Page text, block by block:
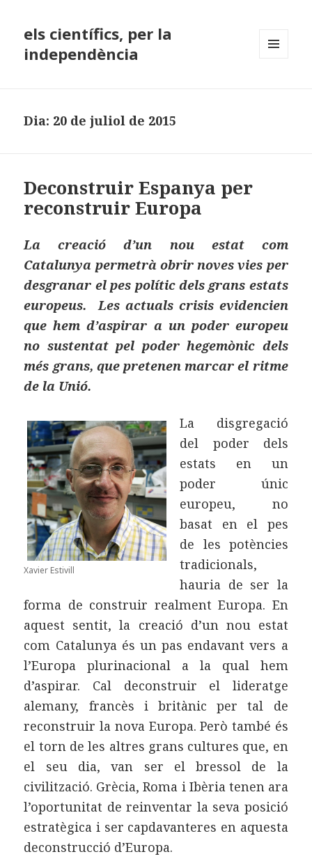
els científics, per la
independència
Dia: 20 de juliol de 2015
Deconstruir Espanya per
reconstruir Europa
La creació d’un nou estat com
Catalunya permetrà obrir noves vies per
desgranar el pes polític dels grans estats
europeus.
Les actuals crisis evidencien
que hem d’aspirar a un poder europeu
no sustentat pel poder hegemònic dels
més grans, que pretenen marcar el ritme
de la Unió.
Xavier Estivill
La disgregació
del poder dels
estats en un
poder únic
europeu, no
basat en el pes
de les potències
tradicionals,
hauria de ser la
forma de construir realment Europa. En
aquest sentit, la creació d’un nou estat
com Catalunya és un pas endavant vers a
l’Europa plurinacional a la qual hem
d’aspirar. Cal deconstruir el lideratge
alemany, francès i britànic per tal de
reconstruir la nova Europa. Però també és
el torn de les altres grans cultures que, en
el seu dia, van ser el bressol de la
civilització. Grècia, Roma i Ibèria tenen ara
l’oportunitat de reinventar la seva posició
estratègica i ser capdavanteres en aquesta
deconstrucció d’Europa.